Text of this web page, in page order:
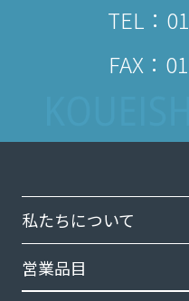
TEL：
FAX：
私たちについて
営業品目